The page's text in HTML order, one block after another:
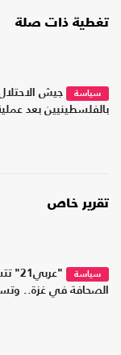
تغطية ذات صلة
سياسة
جيش
بالفلسطينيين بعد
تقرير خاص
سياسة
الصحافة في غزة..